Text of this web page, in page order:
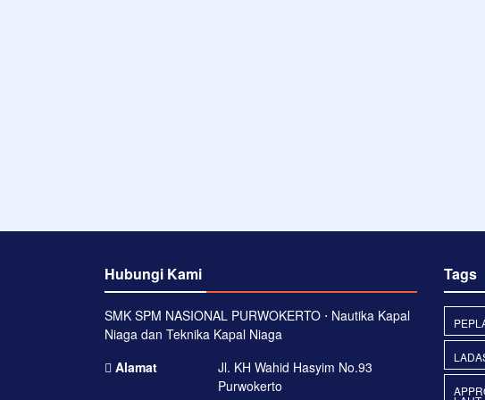
Hubungi Kami
SMK SPM NASIONAL PURWOKERTO ⋅ Nautika Kapal
Niaga dan Teknika Kapal Niaga
Alamat
Jl. KH Wahid Hasyim No.93
Purwokerto
Tags